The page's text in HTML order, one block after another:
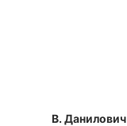
В. Данилович